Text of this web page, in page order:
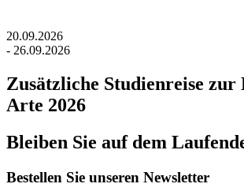
20.09.2026
- 26.09.2026
Zusätzliche Studienreise zur
Arte 2026
Bleiben Sie auf dem
Bestellen Sie unseren Newsletter